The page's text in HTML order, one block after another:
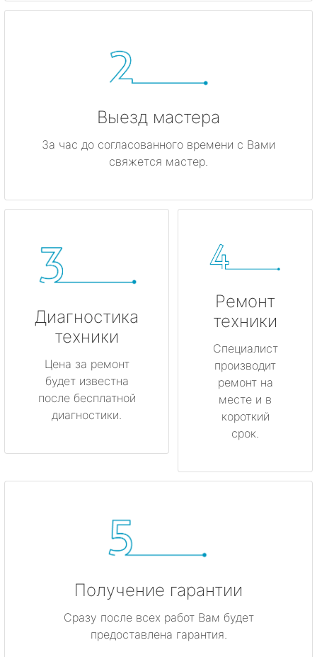
Выезд мастера
За час до согласованного времени с Вами
свяжется мастер.
Диагностика
техники
Цена за ремонт
будет известна
после бесплатной
диагностики.
Ремонт
техники
Специалист
производит
ремонт на
месте и в
короткий
срок.
Получение гарантии
Сразу после всех работ Вам будет
предоставлена гарантия.